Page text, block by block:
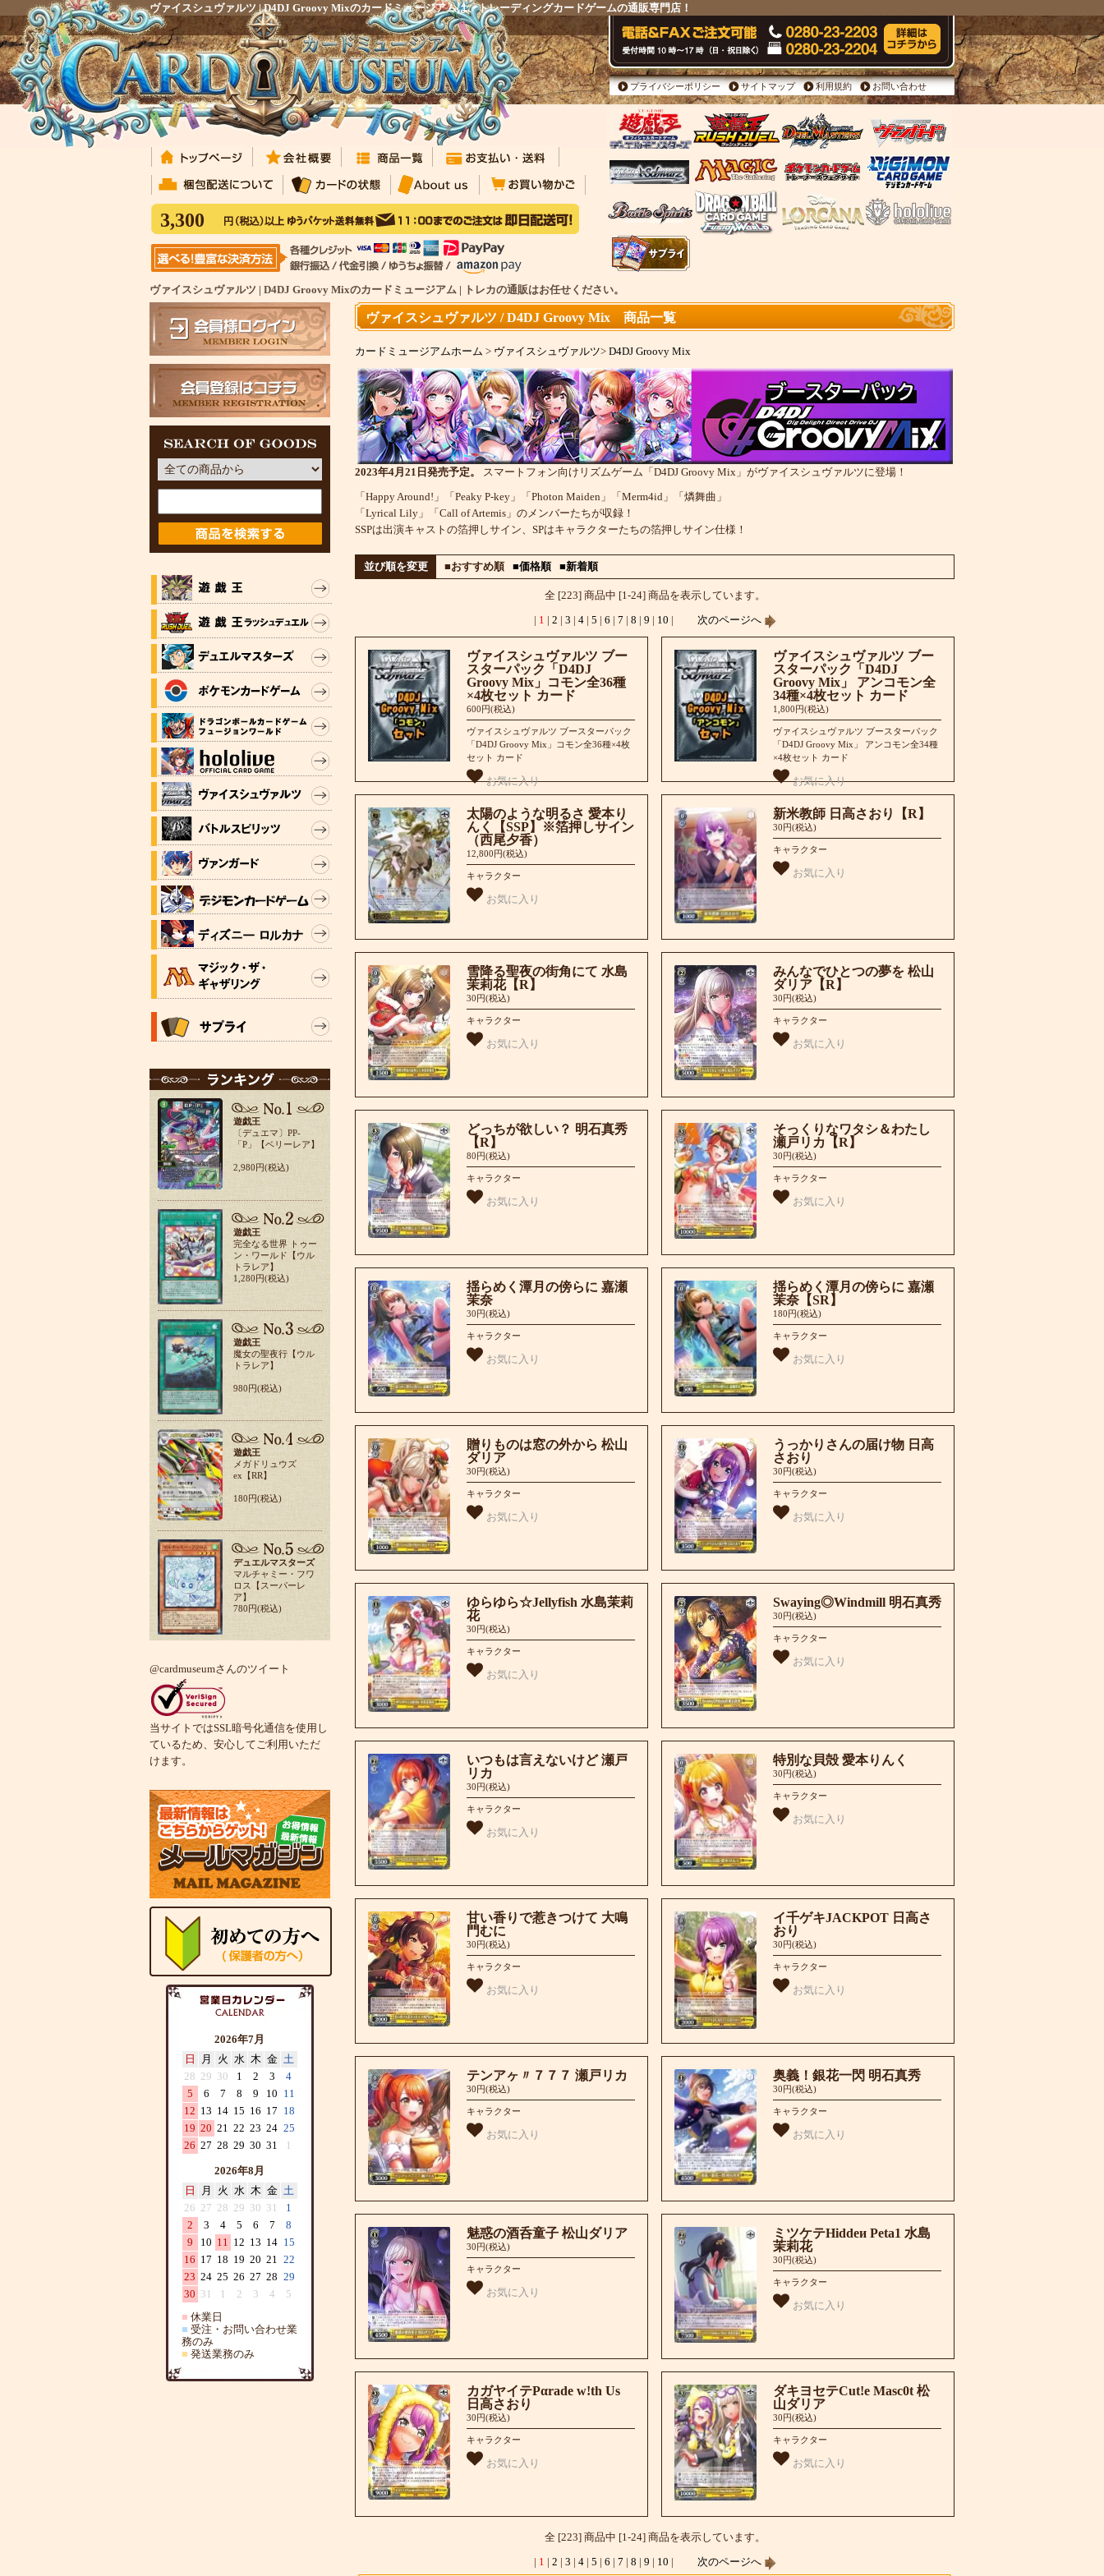
ヴァイスシュヴァルツ | D4DJ Groovy Mixのカードミュージアムは、トレーディングカードゲームの通販専門店！
3,300
プライバシーポリシー サイトマップ 利用規約 お問い合わせ
ヴァイスシュヴァルツ | D4DJ Groovy Mixのカードミュージアム | トレカの通販はお任せください。
遊戯王
〔デュエマ〕PP-
「P」【ベリーレア】
2,980円(税込)
遊戯王
完全なる世界 トゥー
ン・ワールド【ウル
トラレア】
1,280円(税込)
遊戯王
魔女の聖夜行【ウル
トラレア】
980円(税込)
遊戯王
メガドリュウズ
ex【RR】
180円(税込)
デュエルマスターズ
マルチャミー・フワ
ロス【スーパーレ
ア】
780円(税込)
@cardmuseumさんのツイート
当サイトではSSL暗号化通信を使用し
ているため、安心してご利用いただ
けます。
2026年7月
日
月 火 水 木 金 土
28 29 30 1 2 3
4
5
6 7 8 9 10 11
12 13 14 15 16 17 18
19 20 21 22 23 24 25
26 27 28 29 30 31 1
2026年8月
日
月 火 水 木 金 土
26 27 28 29 30 31
1
2
3 4 5 6 7
8
9
10 11 12 13 14 15
16 17 18 19 20 21 22
23 24 25 26 27 28 29
30 31 1 2 3 4
5
■ 休業日
■ 受注・お問い合わせ業
務のみ
■ 発送業務のみ
ヴァイスシュヴァルツ / D4DJ Groovy Mix 商品一覧
カードミュージアムホーム > ヴァイスシュヴァルツ> D4DJ Groovy Mix
2023年4月21日発売予定。
スマートフォン向けリズムゲーム「D4DJ Groovy Mix」がヴァイスシュヴァルツに登場！
「Happy Around!」「Peaky P-key」「Photon Maiden」「Merm4id」「燐舞曲」
「Lyrical Lily」「Call of Artemis」のメンバーたちが収録！
SSPは出演キャストの箔押しサイン、SPはキャラクターたちの箔押しサイン仕様！
並び順を変更 ■おすすめ順 ■価格順 ■新着順
全 [223] 商品中 [1-24] 商品を表示しています。
| 1 | 2 | 3 | 4| 5 | 6 | 7 | 8 | 9 | 10 | 次のページへ
ヴァイスシュヴァルツ ブー
スターパック「D4DJ
Groovy Mix」コモン全36種
×4枚セット カード
600円(税込)
ヴァイスシュヴァルツ ブースターパック
「D4DJ Groovy Mix」コモン全36種×4枚
セット カード
お気に入り
ヴァイスシュヴァルツ ブー
スターパック「D4DJ
Groovy Mix」 アンコモン全
34種×4枚セット カード
1,800円(税込)
ヴァイスシュヴァルツ ブースターパック
「D4DJ Groovy Mix」 アンコモン全34種
×4枚セット カード
お気に入り
太陽のような明るさ 愛本り
んく【SSP】※箔押しサイン
（西尾夕香）
12,800円(税込)
キャラクター
お気に入り
新米教師 日高さおり【R】
30円(税込)
キャラクター
お気に入り
雪降る聖夜の街角にて 水島
茉莉花【R】
30円(税込)
キャラクター
お気に入り
みんなでひとつの夢を 松山
ダリア【R】
30円(税込)
キャラクター
お気に入り
どっちが欲しい？ 明石真秀
【R】
80円(税込)
キャラクター
お気に入り
そっくりなワタシ＆わたし
瀬戸リカ【R】
30円(税込)
キャラクター
お気に入り
揺らめく潭月の傍らに 嘉瀬
茉奈
30円(税込)
キャラクター
お気に入り
揺らめく潭月の傍らに 嘉瀬
茉奈【SR】
180円(税込)
キャラクター
お気に入り
贈りものは窓の外から 松山
ダリア
30円(税込)
キャラクター
お気に入り
うっかりさんの届け物 日高
さおり
30円(税込)
キャラクター
お気に入り
ゆらゆら☆Jellyfish 水島茉莉
花
30円(税込)
キャラクター
お気に入り
Swaying◎Windmill 明石真秀
30円(税込)
キャラクター
お気に入り
いつもは言えないけど 瀬戸
リカ
30円(税込)
キャラクター
お気に入り
特別な貝殻 愛本りんく
30円(税込)
キャラクター
お気に入り
甘い香りで惹きつけて 大鳴
門むに
30円(税込)
キャラクター
お気に入り
イ千ゲキJACKPOT 日高さ
おり
30円(税込)
キャラクター
お気に入り
テンアヶ〃７７７ 瀬戸リカ
30円(税込)
キャラクター
お気に入り
奥義！銀花一閃 明石真秀
30円(税込)
キャラクター
お気に入り
魅惑の酒呑童子 松山ダリア
30円(税込)
キャラクター
お気に入り
ミツケテHiddeи Peta1 水島
茉莉花
30円(税込)
キャラクター
お気に入り
カガヤイテPαrade w!th Us
日高さおり
30円(税込)
キャラクター
お気に入り
ダキヨセテCut!e Masc0t 松
山ダリア
30円(税込)
キャラクター
お気に入り
全 [223] 商品中 [1-24] 商品を表示しています。
| 1 | 2 | 3 | 4| 5 | 6 | 7 | 8 | 9 | 10 | 次のページへ